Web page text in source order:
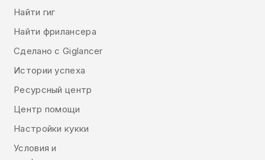
Найти гиг
Найти фрилансера
Сделано с Giglancer
Истории успеха
Ресурсный центр
Центр помощи
Настройки кукки
Условия и